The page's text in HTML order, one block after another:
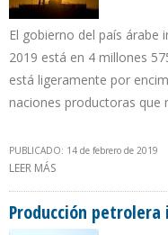
El gobierno del país
2019 está en 4 millones
está ligeramente por
naciones productoras
PUBLICADO: 14 de febrero de 2019
LEER MÁS
Producción petrolera